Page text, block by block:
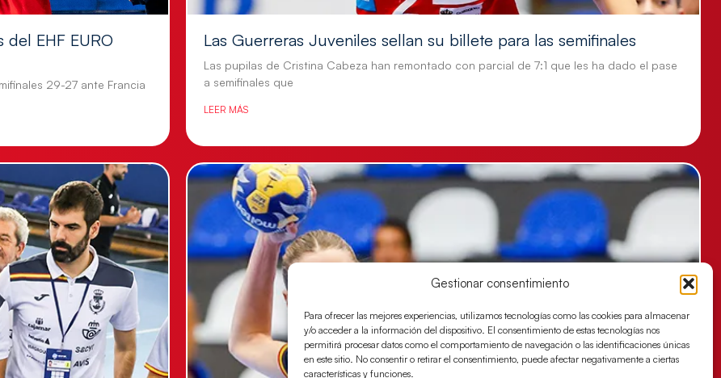
Gestionar consentimiento
Para ofrecer las mejores experiencias, utilizamos tecnologías como las cookies para almacenar
y/o acceder a la información del dispositivo. El consentimiento de estas tecnologías nos
permitirá procesar datos como el comportamiento de navegación o las identificaciones únicas
en este sitio. No consentir o retirar el consentimiento, puede afectar negativamente a ciertas
características y funciones.
del EHF EURO
29-27 ante Francia
Las Guerreras Juveniles sellan su billete para las semifinales
Las pupilas de Cristina Cabeza han remontado con parcial de 7:1 que les ha dado el pase
a semifinales que
LEER MÁS